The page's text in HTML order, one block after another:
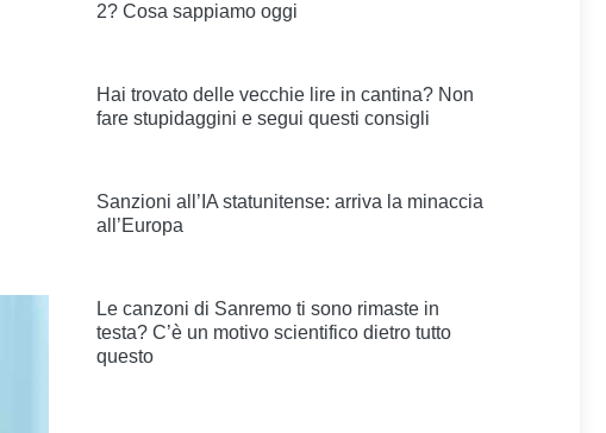
2? Cosa sappiamo oggi
Hai trovato delle vecchie lire in cantina? Non
fare stupidaggini e segui questi consigli
Sanzioni all’IA statunitense: arriva la minaccia
all’Europa
Le canzoni di Sanremo ti sono rimaste in
testa? C’è un motivo scientifico dietro tutto
questo